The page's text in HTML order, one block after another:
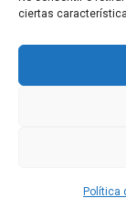
ciertas
Política